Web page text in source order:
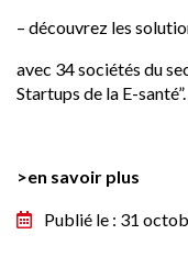
– découvrez les
avec 34 sociétés du
Startups de la E-santé”.
>en savoir plus
Publié le : 31